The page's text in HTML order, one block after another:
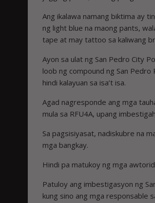
Ang ikalawa namang biktima ay
ng light blue na maong pants,
tape at may tattoo sa kaliwang
Ayon sa ulat ng San Pedro City
loob ng compound ng San Pedro
hindi kalayuan sa isa’t isa.
Agad nagresponde ang mga
mula sa RFU4A, upang
Sa pagsisiyasat, nadiskubre na
mga bangkay.
Hindi pa matukoy ng mga
Patuloy ang imbestigasyon ng
kung sino ang mga responsable